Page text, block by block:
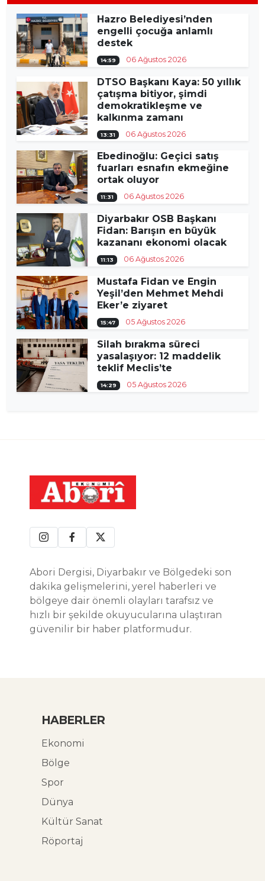
Hazro Belediyesi’nden
engelli çocuğa anlamlı
destek
14:59 06 Ağustos 2026
DTSO Başkanı Kaya: 50 yıllık
çatışma bitiyor, şimdi
demokratikleşme ve
kalkınma zamanı
13:31 06 Ağustos 2026
Ebedinoğlu: Geçici satış
fuarları esnafın ekmeğine
ortak oluyor
11:31 06 Ağustos 2026
Diyarbakır OSB Başkanı
Fidan: Barışın en büyük
kazananı ekonomi olacak
11:13 06 Ağustos 2026
Mustafa Fidan ve Engin
Yeşil’den Mehmet Mehdi
Eker’e ziyaret
15:47 05 Ağustos 2026
Silah bırakma süreci
yasalaşıyor: 12 maddelik
teklif Meclis’te
14:29 05 Ağustos 2026
Abori Dergisi, Diyarbakır ve Bölgedeki son
dakika gelişmelerini, yerel haberleri ve
bölgeye dair önemli olayları tarafsız ve
hızlı bir şekilde okuyucularına ulaştıran
güvenilir bir haber platformudur.
HABERLER
Ekonomi
Bölge
Spor
Dünya
Kültür Sanat
Röportaj